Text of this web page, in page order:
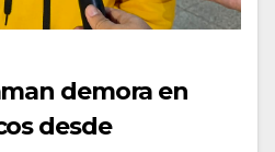
demora en
desde